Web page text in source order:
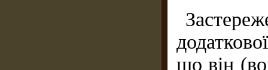
що він